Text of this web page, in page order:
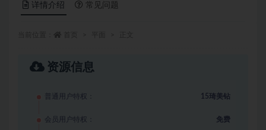
详情介绍 常见问题
资源信息
普通用户特权： 15琦美钻
会员用户特权： 免费